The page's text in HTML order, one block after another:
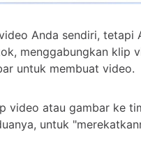
Anda sendiri, tetapi
menggabungkan klip
untuk membuat video.
video atau gambar ke
untuk